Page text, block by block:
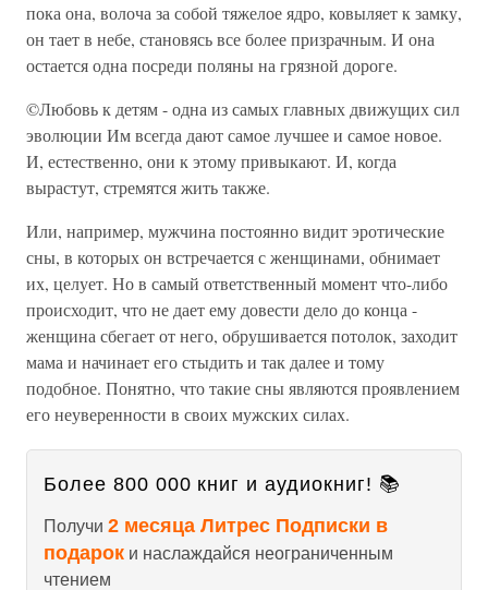
пока она, волоча за собой тяжелое ядро, ковыляет к замку,
он тает в небе, становясь все более призрачным. И она
остается одна посреди поляны на грязной дороге.
©Любовь к детям - одна из самых главных движущих сил
эволюции Им всегда дают самое лучшее и самое новое.
И, естественно, они к этому привыкают. И, когда
вырастут, стремятся жить также.
Или, например, мужчина постоянно видит эротические
сны, в которых он встречается с женщинами, обнимает
их, целует. Но в самый ответственный момент что-либо
происходит, что не дает ему довести дело до конца -
женщина сбегает от него, обрушивается потолок, заходит
мама и начинает его стыдить и так далее и тому
подобное. Понятно, что такие сны являются проявлением
его неуверенности в своих мужских силах.
Более 800 000 книг и аудиокниг! 📚
Получи 2 месяца Литрес Подписки в
подарок и наслаждайся неограниченным
чтением